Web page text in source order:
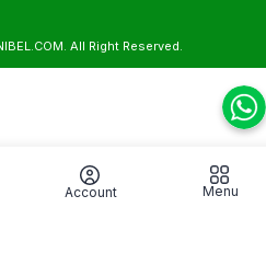
. All Right Reserved.
Account Menu